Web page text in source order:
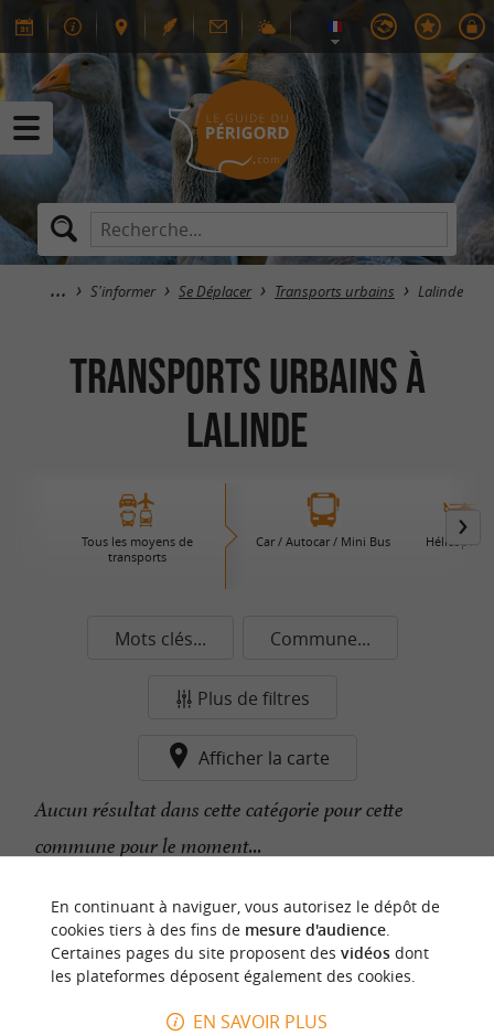
S'informer Se Déplacer Transports urbains Lalinde
Transports urbains à
Lalinde
Tous les moyens de
transports
Car / Autocar / Mini Bus
Mots clés... Commune...
Plus de filtres
Afficher la carte
Aucun résultat dans cette catégorie pour cette
commune pour le moment...
n
o
t
r
e
c
o
u
p
d
e
c
o
e
u
r
En continuant à naviguer, vous autorisez le dépôt de
cookies tiers à des fins de mesure d'audience.
Certaines pages du site proposent des vidéosdont
les plateformes déposent également des cookies.
EN SAVOIR PLUS